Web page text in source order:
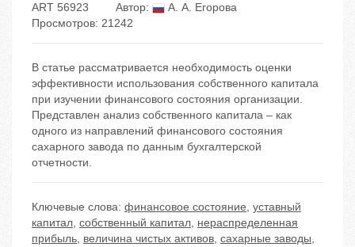
ART 56923 Автор:
А. А. Егорова
Просмотров: 21242
В статье рассматривается необходимость оценки
эффективности использования собственного капитала
при изучении финансового состояния организации.
Представлен анализ собственного капитала – как
одного из направлений финансового состояния
сахарного завода по данным бухгалтерской
отчетности.
Ключевые слова: финансовое состояние, уставный
капитал, собственный капитал, нераспределенная
прибыль, величина чистых активов, сахарные заводы,